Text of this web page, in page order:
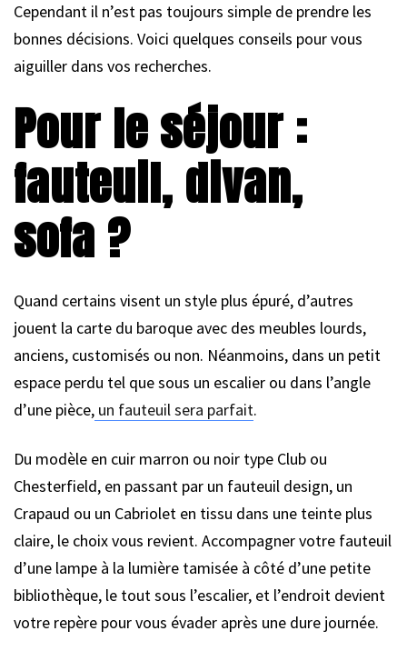
Cependant il n’est pas toujours simple de prendre les
bonnes décisions. Voici quelques conseils pour vous
aiguiller dans vos recherches.
Pour le séjour :
fauteuil, divan,
sofa ?
Quand certains visent un style plus épuré, d’autres
jouent la carte du baroque avec des meubles lourds,
anciens, customisés ou non. Néanmoins, dans un petit
espace perdu tel que sous un escalier ou dans l’angle
d’une pièce, un fauteuil sera parfait.
Du modèle en cuir marron ou noir type Club ou
Chesterfield, en passant par un fauteuil design, un
Crapaud ou un Cabriolet en tissu dans une teinte plus
claire, le choix vous revient. Accompagner votre fauteuil
d’une lampe à la lumière tamisée à côté d’une petite
bibliothèque, le tout sous l’escalier, et l’endroit devient
votre repère pour vous évader après une dure journée.